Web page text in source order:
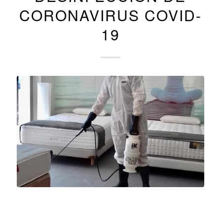
CORONAVIRUS COVID-
19